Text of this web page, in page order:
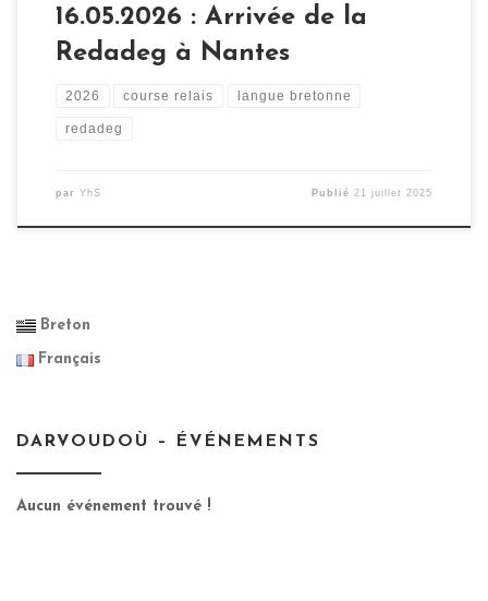
16.05.2026 : Arrivée de la
Redadeg à Nantes
2026 course relais langue bretonne
redadeg
par YhS Publié 21 juillet 2025
Breton
Français
DARVOUDOÙ – ÉVÉNEMENTS
Aucun événement trouvé !